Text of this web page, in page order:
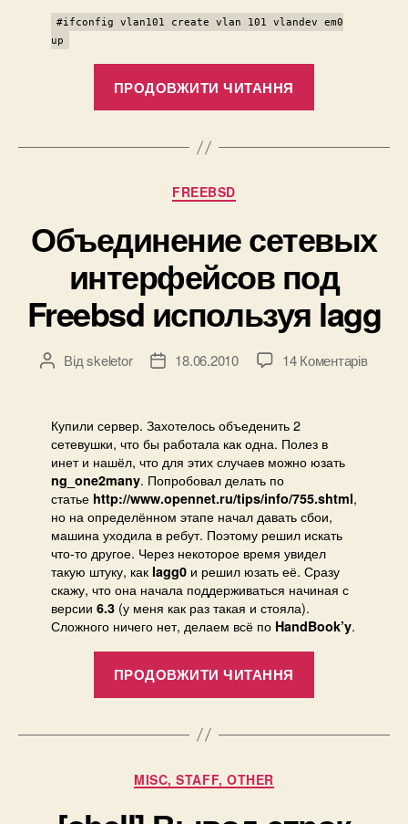
#ifconfig vlan101 create vlan 101 vlandev em0
up
ПРОДОВЖИТИ ЧИТАННЯ
FreeBSD”
Категорії
FREEBSD
Объединение сетевых
интерфейсов под
Freebsd используя lagg
Автор
Відskeletor
Дата18.06.2010 14 Коментарівдо
Купили сервер. Захотелось объеденить 2
сетевушки, что бы работала как одна. Полез в
инет и нашёл, что для этих случаев можно юзать
ng_one2many. Попробовал делать по
статье http://www.opennet.ru/tips/info/755.shtml,
но на определённом этапе начал давать сбои,
машина уходила в ребут. Поэтому решил искать
что-то другое. Через некоторое время увидел
такую штуку, как lagg0 и решил юзать её. Сразу
скажу, что она начала поддерживаться начиная с
версии 6.3 (у меня как раз такая и стояла).
Сложного ничего нет, делаем всё по HandBook’y.
ПРОДОВЖИТИ ЧИТАННЯ
под
Категорії
MISC, STAFF, OTHER